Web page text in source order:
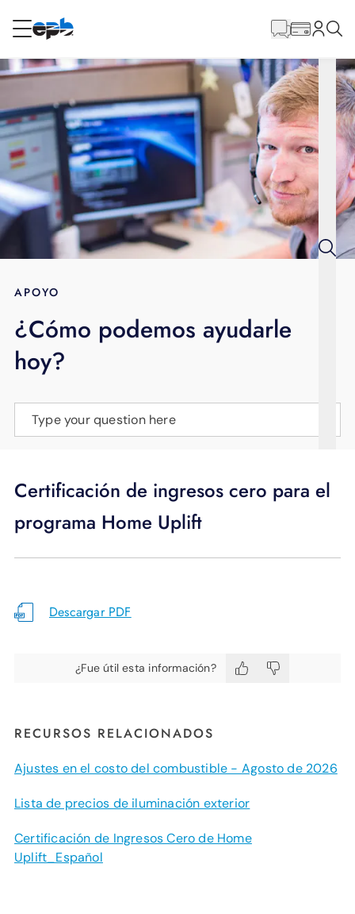
RESIDENCIAL
Internet
Energía
Televisión
BLOG
APOYO
principal
APOYO
¿Cómo podemos ayudarle
hoy?
Type your question here
Certificación de ingresos cero para el
programa Home Uplift
Descargar PDF
¿Fue útil esta información?
RECURSOS RELACIONADOS
Ajustes en el costo del combustible - Agosto de 2026
Lista de precios de iluminación exterior
Certificación de Ingresos Cero de Home
Uplift_Español